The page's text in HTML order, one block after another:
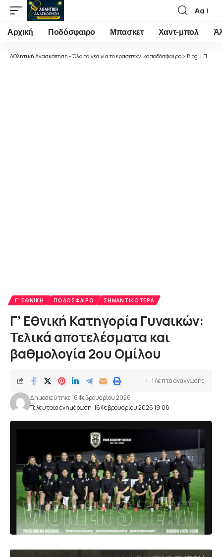
Font
Resizer
Αα
Αρχική Ποδόσφαιρο Μπασκετ Χαντ-μπολ
Αθλητική Ανασκόπηση - Όλα τα νέα για το ερασιτεχνικό ποδόσφαιρο > Blog > Ποδόσφαιρο
Γ' ΕΘΝΙΚΉ ΠΟΔΌΣΦΑΙΡΟ ΣΗΜΑΝΤΙΚΌΤΕΡΑ
Γ’ Εθνική Κατηγορία Γυναικών:
Τελικά αποτελέσματα και
βαθμολογία 2ου Ομίλου
Τελευταία ενημέρωση: 16 Φεβρουαρίου 2026 19:08
Δημοσιεύτηκε 16 Φεβρουαρίου 2026
1 Λεπτά αναγνωσης